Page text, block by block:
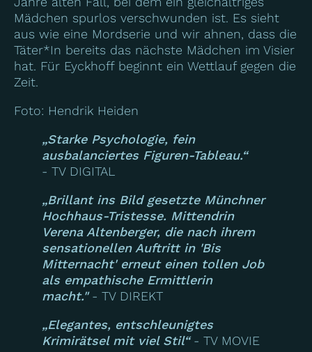
Mädchen spurlos verschwunden ist. Es sieht
aus wie eine Mordserie und wir ahnen, dass die
Täter*In bereits das nächste Mädchen im Visier
hat. Für Eyckhoff beginnt ein Wettlauf gegen die
Zeit.
Foto: Hendrik Heiden
„Starke Psychologie, fein
ausbalanciertes Figuren-Tableau.“
- TV DIGITAL
„Brillant ins Bild gesetzte Münchner
Hochhaus-Tristesse. Mittendrin
Verena Altenberger, die nach ihrem
sensationellen Auftritt in 'Bis
Mitternacht' erneut einen tollen Job
als empathische Ermittlerin
macht." - TV DIREKT
„Elegantes, entschleunigtes
Krimirätsel mit viel Stil“- TV MOVIE